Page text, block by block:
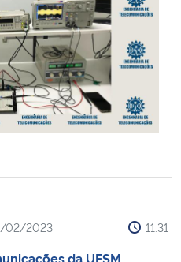
e Comunicações
02/2023 11:31
da UFSM